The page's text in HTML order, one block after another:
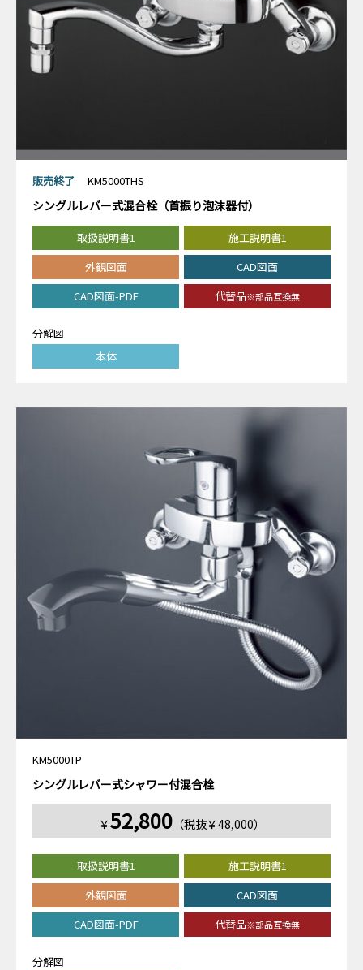
販売終了 KM5000THS
シングルレバー式混合栓（首振り泡沫器付）
取扱説明書1
施工説明書1
外観図面
CAD図面
CAD図面-PDF
代替品※部品互換無
分解図
本体
KM5000TP
シングルレバー式シャワー付混合栓
￥52,800（税抜￥48,000）
取扱説明書1
施工説明書1
外観図面
CAD図面
CAD図面-PDF
代替品※部品互換無
分解図